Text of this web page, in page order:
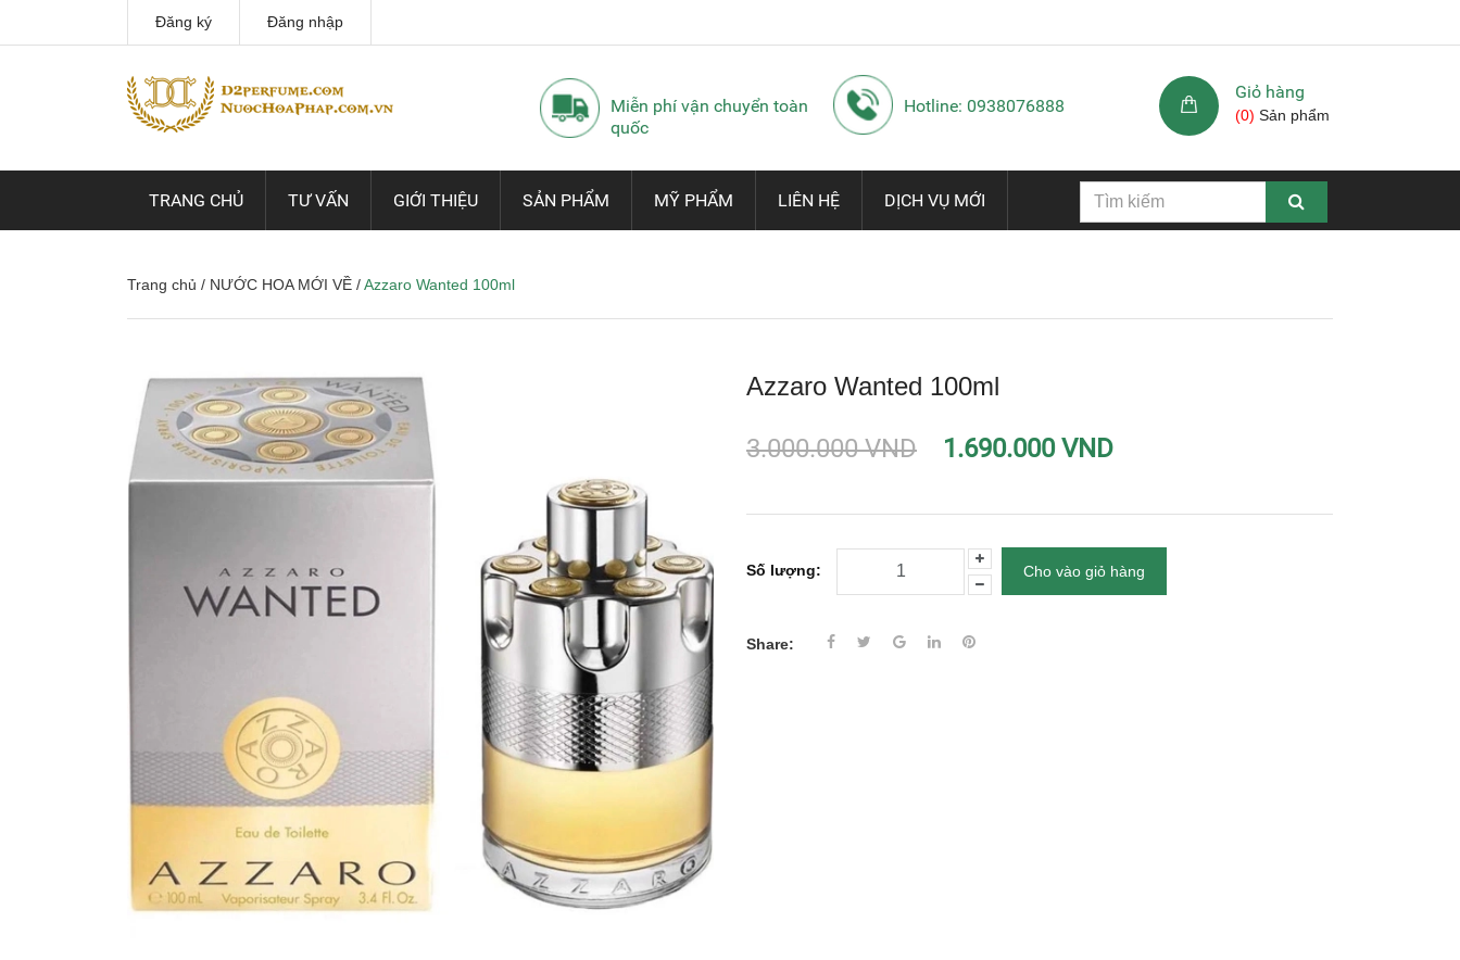
Đăng ký Đăng nhập
Miễn phí vận chuyển toàn
quốc
Hotline: 0938076888
Giỏ hàng
(0) Sản phẩm
TRANG CHỦ TƯ VẤN GIỚI THIỆU SẢN PHẨM MỸ PHẨM LIÊN HỆ DỊCH VỤ MỚI
Trang chủ / NƯỚC HOA MỚI VỀ /Azzaro Wanted 100ml
Azzaro Wanted 100ml
3.000.000 VND 1.690.000 VND
Số lượng: Cho vào giỏ hàng
Share: